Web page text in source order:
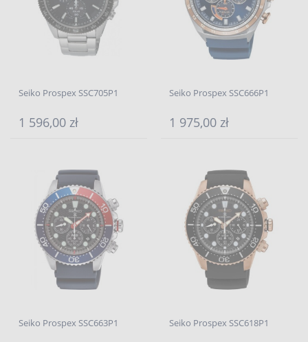
Seiko Prospex SSC705P1
1 596,00 zł
Seiko Prospex SSC666P1
1 975,00 zł
Seiko Prospex SSC663P1 Seiko Prospex SSC618P1